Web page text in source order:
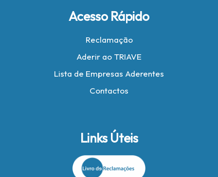
Acesso Rápido
Reclamação
Aderir ao TRIAVE
Lista de Empresas Aderentes
Contactos
Links Úteis